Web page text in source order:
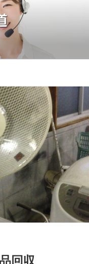
収、買取、処
回収も対応の
す
回収